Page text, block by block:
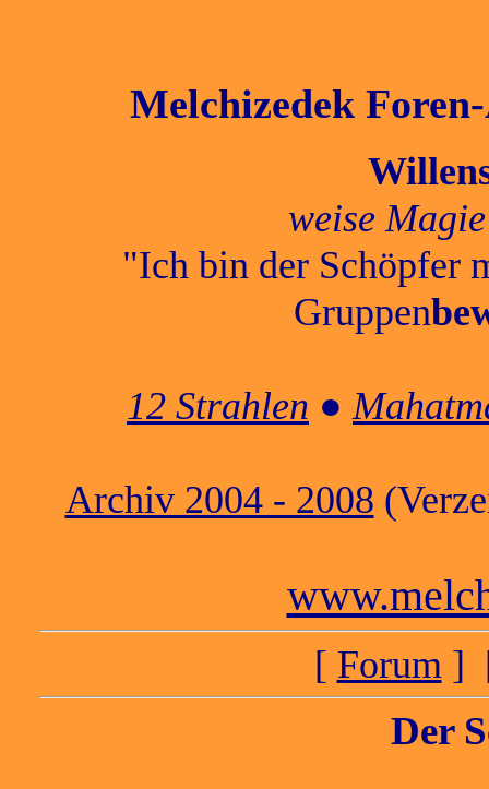
Melchizedek
weise
"Ich bin der Schöpfer
Gruppen
12 Strahlen ●
Archiv 2004 - 2008
[ Forum]
Der